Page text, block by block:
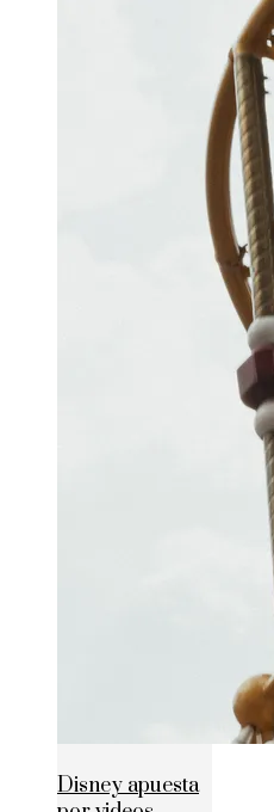
Disney apuesta